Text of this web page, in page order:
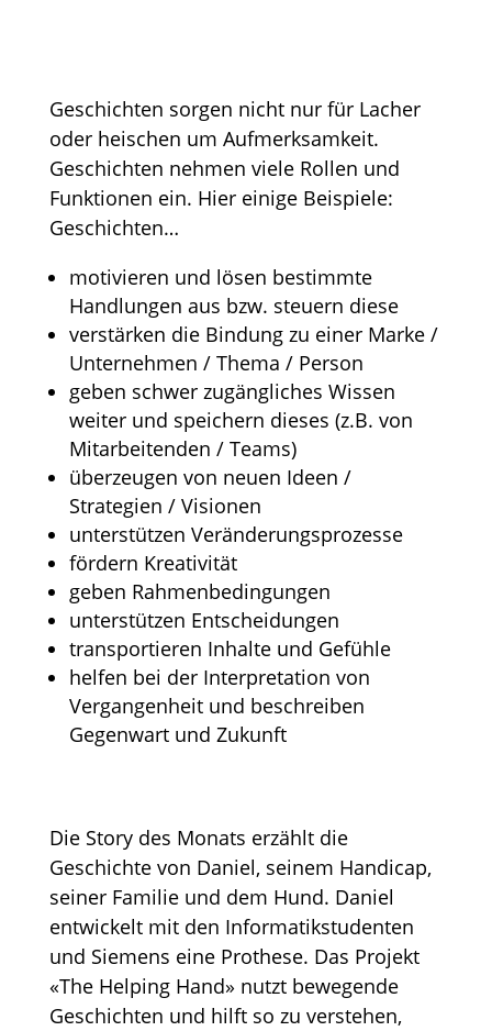
Geschichten sorgen nicht nur für Lacher
oder heischen um Aufmerksamkeit.
Geschichten nehmen viele Rollen und
Funktionen ein. Hier einige Beispiele:
Geschichten…
motivieren und lösen bestimmte
Handlungen aus bzw. steuern diese
verstärken die Bindung zu einer Marke /
Unternehmen / Thema / Person
geben schwer zugängliches Wissen
weiter und speichern dieses (z.B. von
Mitarbeitenden / Teams)
überzeugen von neuen Ideen /
Strategien / Visionen
unterstützen Veränderungsprozesse
fördern Kreativität
geben Rahmenbedingungen
unterstützen Entscheidungen
transportieren Inhalte und Gefühle
helfen bei der Interpretation von
Vergangenheit und beschreiben
Gegenwart und Zukunft
Die Story des Monats erzählt die
Geschichte von Daniel, seinem Handicap,
seiner Familie und dem Hund. Daniel
entwickelt mit den Informatikstudenten
und Siemens eine Prothese. Das Projekt
«The Helping Hand» nutzt bewegende
Geschichten und hilft so zu verstehen,